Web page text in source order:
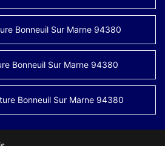
Bonneuil Sur Marne 94380
Bonneuil Sur Marne 94380
Bonneuil Sur Marne 94380